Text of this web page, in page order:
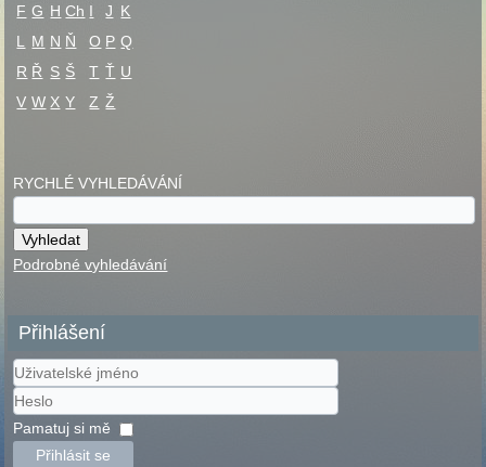
F G H Ch I J K
L
M N Ň O P Q
R Ř S Š T Ť U
V W X Y Z Ž
RYCHLÉ VYHLEDÁVÁNÍ
Podrobné vyhledávání
Přihlášení
Uživatelské
jméno
Heslo
Pamatuj si mě
Přihlásit se